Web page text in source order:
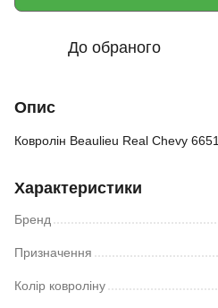
До обраного
Опис
Ковролін Beaulieu Real Chevy 6651
Характеристики
Бренд
Призначення
Колір ковроліну